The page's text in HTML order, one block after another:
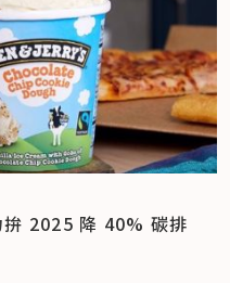
2025 降 40% 碳排